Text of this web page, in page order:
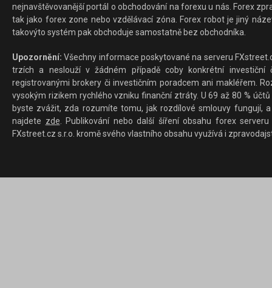
nejnavštěvovanější portál o obchodování na forexu u nás. Forex
tak jako forex zone nebo vzdělávací zóna. Forex robot je jiný
takovýto systém pak obchoduje samostatně bez obchodníka.
Upozornění: Všechny informace poskytované na serveru
trzích a neslouží v žádném případě coby konkrétní investiční
registrovanými brokery či investičním poradcem ani makléřem.
vysokým rizikem rychlého vzniku finanční ztráty. U 69 až 80 %
byste zvážit, zda rozumíte tomu, jak rozdílové smlouvy fungují,
najdete zde. Publikování nebo další šíření obsahu forex
FXstreet.cz s.r.o. kromě svého vlastního obsahu využívá i